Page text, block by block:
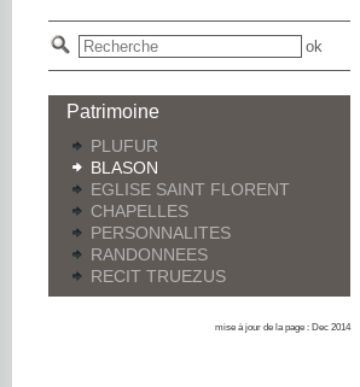
Patrimoine
PLUFUR
BLASON
EGLISE SAINT FLORENT
CHAPELLES
PERSONNALITES
RANDONNEES
RECIT TRUEZUS
mise à jour de la page : Dec 2014